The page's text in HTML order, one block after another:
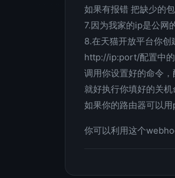
如果有报错 把缺少的
7.因为我家的ip是公网
8.在天猫开放平台你创
http://ip:port/配置中
调用你设置好的命令
就好执行你填好的关机
如果你的路由器可以
你可以利用这个